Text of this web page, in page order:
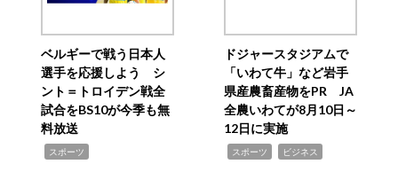
ベルギーで戦う日本人
選手を応援しよう シ
ント＝トロイデン戦全
試合をBS10が今季も無
料放送
スポーツ
ドジャースタジアムで
「いわて牛」など岩手
県産農畜産物をPR JA
全農いわてが8月10日～
12日に実施
スポーツ ビジネス